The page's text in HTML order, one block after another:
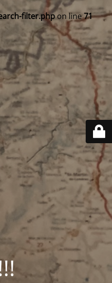
filter.phpon line71